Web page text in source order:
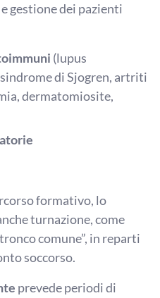
gestione dei pazienti
(lupus
di Sjogren, artriti
dermatomiosite,
formativo, lo
turnazione, come
comune”, in reparti
soccorso.
prevede periodi di